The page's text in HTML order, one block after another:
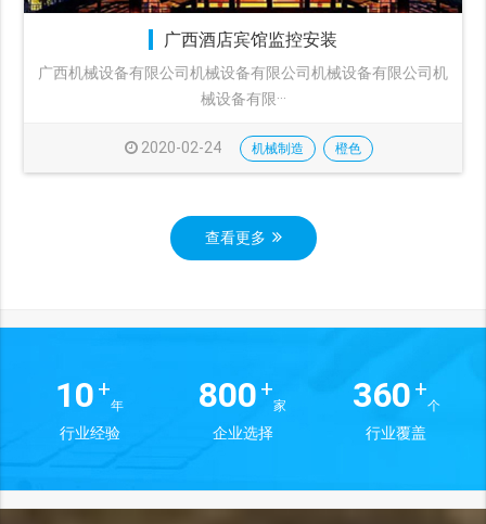
广西酒店宾馆监控安装
广西机械设备有限公司机械设备有限公司机械设备有限公司机
械设备有限···
2020-02-24 机械制造 橙色
查看更多
10 +
年
行业经验
800 +
家
企业选择
360 +
个
行业覆盖